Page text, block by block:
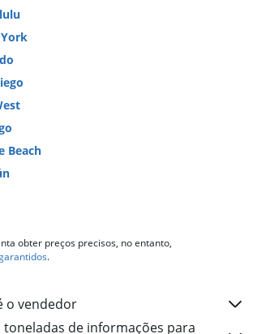
Beach
obter preços precisos, no entanto,
.
o vendedor
de informações para